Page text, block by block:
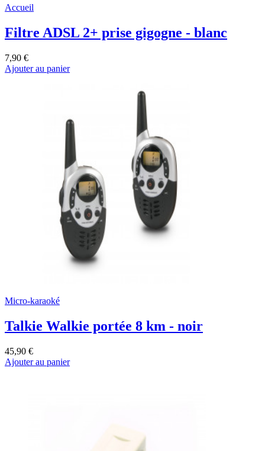
Accueil
Filtre ADSL 2+ prise gigogne - blanc
7,90 €
Ajouter au panier
Micro-karaoké
Talkie Walkie portée 8 km - noir
45,90 €
Ajouter au panier